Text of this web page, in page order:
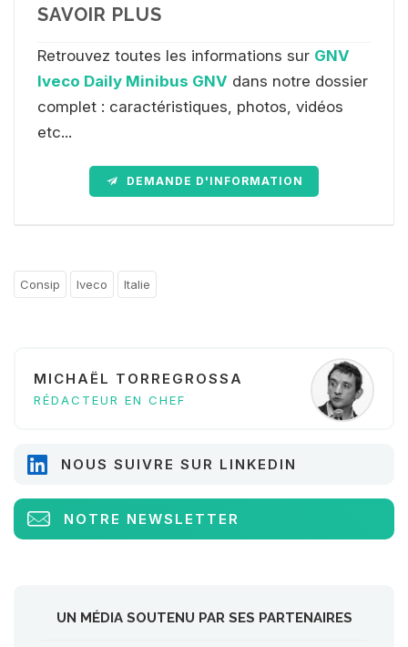
SAVOIR PLUS
Retrouvez toutes les informations sur GNV
Iveco Daily Minibus GNV dans notre dossier
complet : caractéristiques, photos, vidéos
etc...
DEMANDE D'INFORMATION
Consip Iveco Italie
MICHAËL TORREGROSSA
RÉDACTEUR EN CHEF
NOUS SUIVRE SUR LINKEDIN
NOTRE NEWSLETTER
UN MÉDIA SOUTENU PAR SES PARTENAIRES